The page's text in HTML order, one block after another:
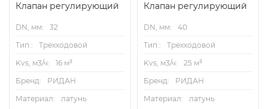
Клапан регулирующий
DN, мм:
32
Тип.:
Трехходовой
Kvs, м3/ч:
16 м³
Бренд:
РИДАН
Материал:
латунь
Клапан регулирующий
DN, мм:
40
Тип.:
Трехходовой
Kvs, м3/ч:
25 м³
Бренд:
РИДАН
Материал:
латунь